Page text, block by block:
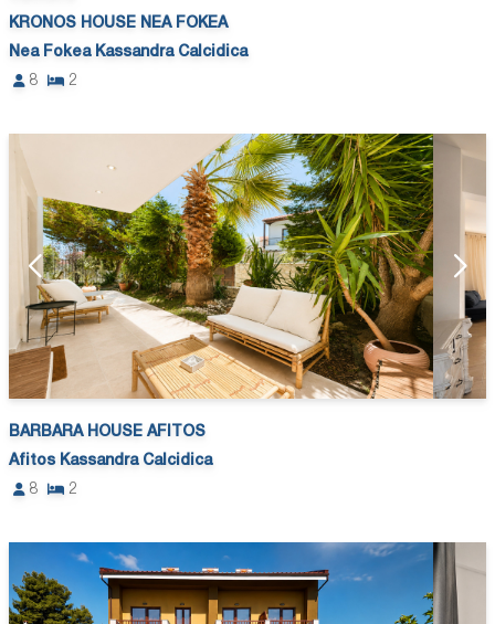
KRONOS HOUSE NEA FOKEA
Nea Fokea Kassandra Calcidica
8
2
BARBARA HOUSE AFITOS
Afitos Kassandra Calcidica
8
2